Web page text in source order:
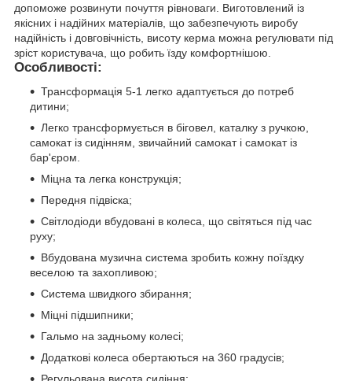
допоможе розвинути почуття рівноваги. Виготовлений із
якісних і надійних матеріалів, що забезпечують виробу
надійність і довговічність, висоту керма можна регулювати під
зріст користувача, що робить їзду комфортнішою.
Особливості:
Трансформація 5-1 легко адаптується до потреб
дитини;
Легко трансформується в біговел, каталку з ручкою,
самокат із сидінням, звичайний самокат і самокат із
бар'єром.
Міцна та легка конструкція;
Передня підвіска;
Світлодіоди вбудовані в колеса, що світяться під час
руху;
Вбудована музична система зробить кожну поїздку
веселою та захопливою;
Система швидкого збирання;
Міцні підшипники;
Гальмо на задньому колесі;
Додаткові колеса обертаються на 360 градусів;
Регульована висота сидіння;